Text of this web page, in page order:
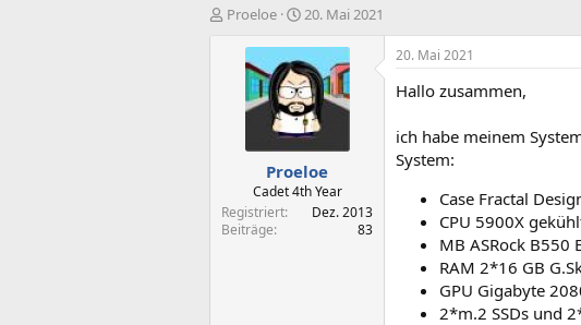
E
Proeloe
E
s
t
e
l
l
t
a
m
20. Mai 2021
Proeloe
Cadet 4th Year
Registriert
Dez. 2013
Beiträge
83
20. Mai 2021
Hallo zusammen,
ich habe meinem
System:
Case Fractal
CPU 5900X
MB ASRock B550
RAM 2*16 GB
GPU Gigabyte
2*m.2 SSDs und